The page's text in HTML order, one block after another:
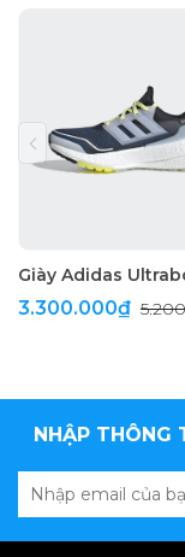
3.300.000₫
NHẬP THÔNG